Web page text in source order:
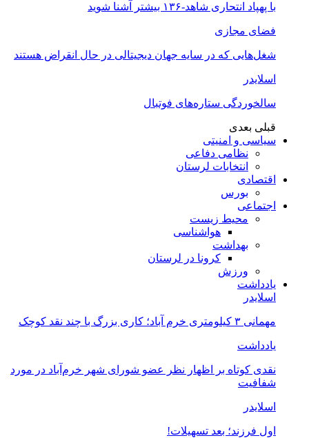
با پهپاد انتحاری شاهد-۱۳۶ بیشتر آشنا شوید
فضای مجازی
شغل‌‌هایی که در سایه جهان دیجیتالی در حال انقراض هستند
اسلایدر
سالخوردگی ستاره‌های فوتبال
قبلی بعدی
سیاسی و امنیتی
نظامی دفاعی
انتخابات لرستان
اقتصادی
بورس
اجتماعی
محیط زیست
هواشناسی
بهداشت
کرونا در لرستان
ورزش
یادداشت
اسلایدر
مهمانی ۳ کیلومتری خرم آباد؛ کاری بزرگ با چند نقد کوچک
یادداشت
نقدی کوتاه بر اظهار نظر عضو شورای شهر خرم‌آباد در مورد
شفافیت
اسلایدر
اول فرزند؛ بعد تسهیلات!